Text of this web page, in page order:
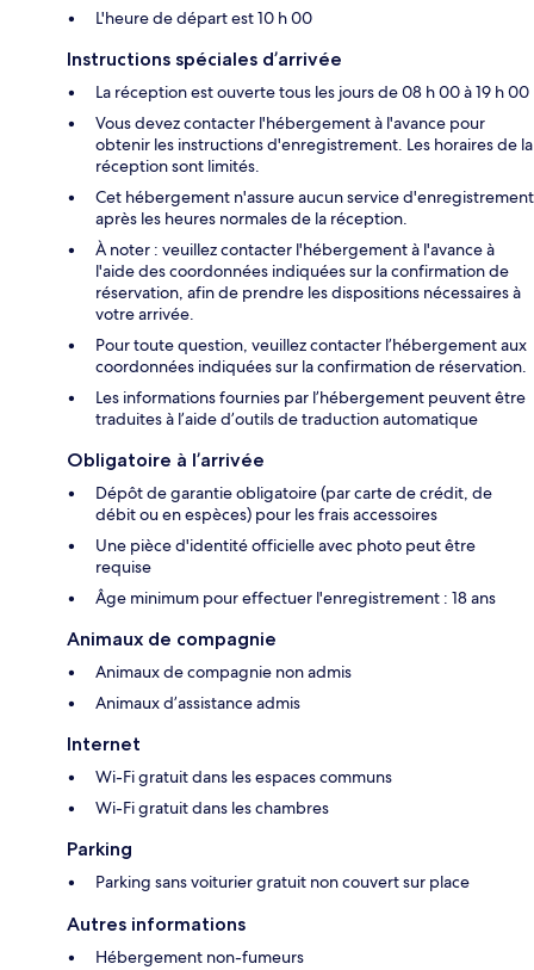
L'heure de départ est 10 h 00
Instructions spéciales d’arrivée
La réception est ouverte tous les jours de 08 h 00 à 19 h 00
Vous devez contacter l'hébergement à l'avance pour
obtenir les instructions d'enregistrement. Les horaires de la
réception sont limités.
Cet hébergement n'assure aucun service d'enregistrement
après les heures normales de la réception.
À noter : veuillez contacter l'hébergement à l'avance à
l'aide des coordonnées indiquées sur la confirmation de
réservation, afin de prendre les dispositions nécessaires à
votre arrivée.
Pour toute question, veuillez contacter l’hébergement aux
coordonnées indiquées sur la confirmation de réservation.
Les informations fournies par l’hébergement peuvent être
traduites à l’aide d’outils de traduction automatique
Obligatoire à l’arrivée
Dépôt de garantie obligatoire (par carte de crédit, de
débit ou en espèces) pour les frais accessoires
Une pièce d'identité officielle avec photo peut être
requise
Âge minimum pour effectuer l'enregistrement : 18 ans
Animaux de compagnie
Animaux de compagnie non admis
Animaux d’assistance admis
Internet
Wi-Fi gratuit dans les espaces communs
Wi-Fi gratuit dans les chambres
Parking
Parking sans voiturier gratuit non couvert sur place
Autres informations
Hébergement non-fumeurs